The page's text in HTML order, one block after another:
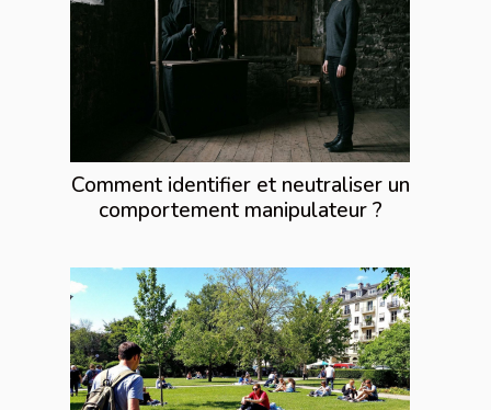
Comment identifier et neutraliser un
comportement manipulateur ?